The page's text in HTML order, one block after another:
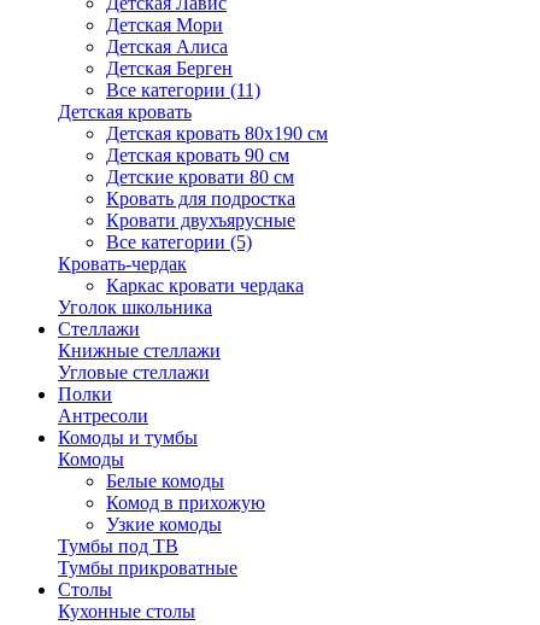
Детская Мори
Детская Алиса
Детская Берген
Все категории (11)
Детская кровать
Детская кровать 80х190 см
Детская кровать 90 см
Детские кровати 80 см
Кровать для подростка
Кровати двухъярусные
Все категории (5)
Кровать-чердак
Каркас кровати чердака
Уголок школьника
Стеллажи
Книжные стеллажи
Угловые стеллажи
Полки
Антресоли
Комоды и тумбы
Комоды
Белые комоды
Комод в прихожую
Узкие комоды
Тумбы под ТВ
Тумбы прикроватные
Столы
Кухонные столы